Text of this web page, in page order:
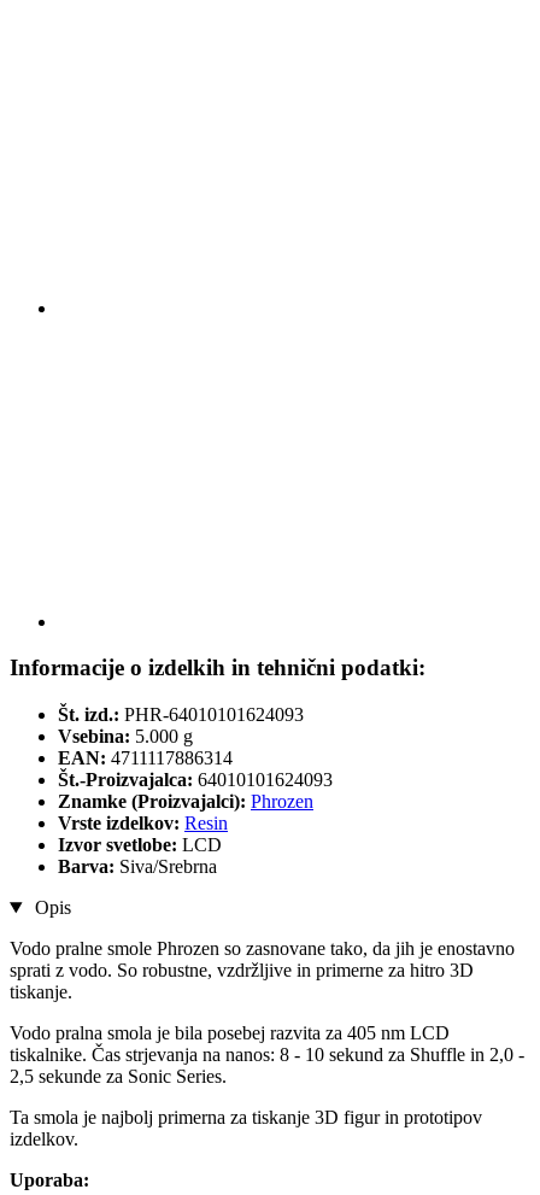
Informacije o izdelkih in tehnični podatki:
Št. izd.: PHR-64010101624093
Vsebina: 5.000 g
EAN: 4711117886314
Št.-Proizvajalca: 64010101624093
Znamke (Proizvajalci): Phrozen
Vrste izdelkov: Resin
Izvor svetlobe: LCD
Barva: Siva/Srebrna
Opis
Vodo pralne smole Phrozen so zasnovane tako, da jih je enostavno
sprati z vodo. So robustne, vzdržljive in primerne za hitro 3D
tiskanje.
Vodo pralna smola je bila posebej razvita za 405 nm LCD
tiskalnike. Čas strjevanja na nanos: 8 - 10 sekund za Shuffle in 2,0 -
2,5 sekunde za Sonic Series.
Ta smola je najbolj primerna za tiskanje 3D figur in prototipov
izdelkov.
Uporaba: